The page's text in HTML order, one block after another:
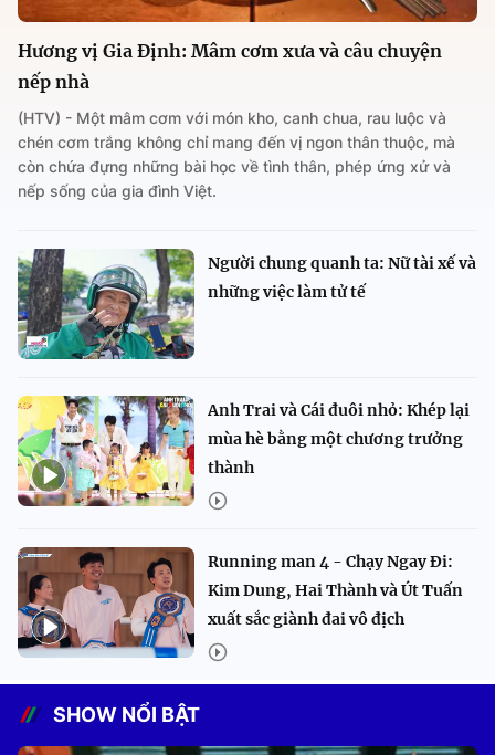
Hương vị Gia Định: Mâm cơm xưa và câu chuyện
nếp nhà
(HTV) - Một mâm cơm với món kho, canh chua, rau luộc và
chén cơm trắng không chỉ mang đến vị ngon thân thuộc, mà
còn chứa đựng những bài học về tình thân, phép ứng xử và
nếp sống của gia đình Việt.
Người chung quanh ta: Nữ tài xế và
những việc làm tử tế
Anh Trai và Cái đuôi nhỏ: Khép lại
mùa hè bằng một chương trưởng
thành
Running man 4 - Chạy Ngay Đi:
Kim Dung, Hai Thành và Út Tuấn
xuất sắc giành đai vô địch
SHOW NỔI BẬT